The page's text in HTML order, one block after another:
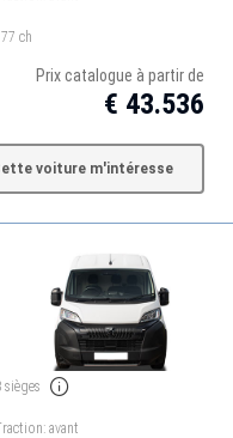
ch
Prix catalogue à partir de
€ 43.536
voiture m'intéresse
sièges
avant